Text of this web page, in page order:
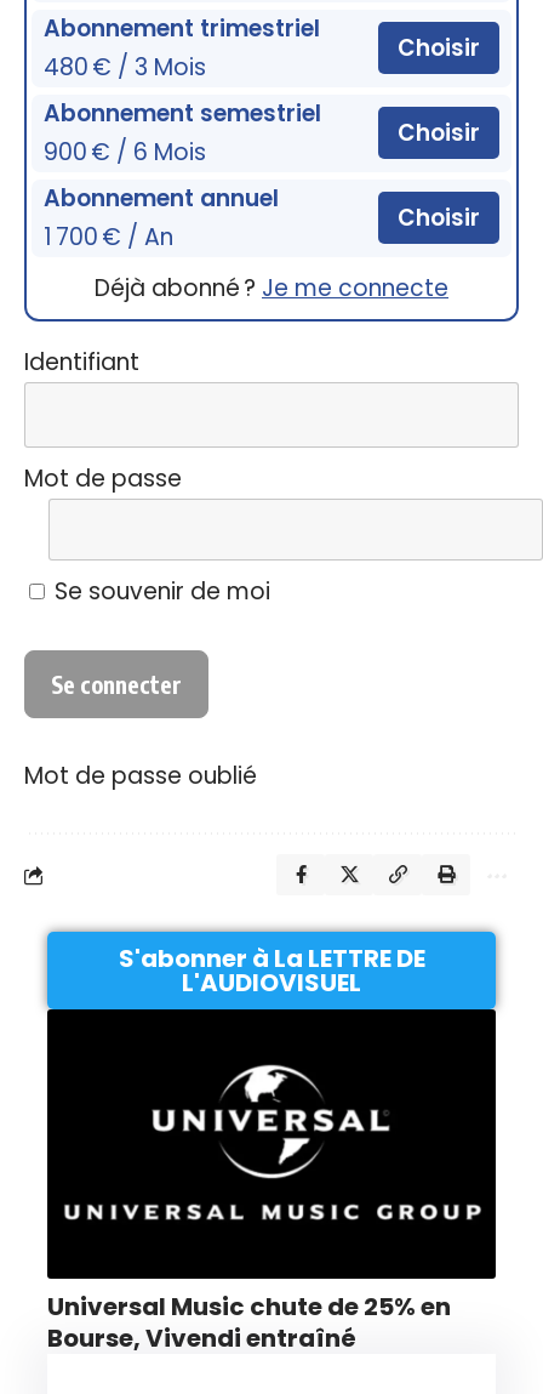
Abonnement trimestriel
480 € / 3 Mois
Choisir
Abonnement semestriel
900 € / 6 Mois
Choisir
Abonnement annuel
1 700 € / An
Choisir
Déjà abonné ? Je me connecte
Identifiant
Mot de passe
Se souvenir de moi
Mot de passe oublié
S'abonner à La LETTRE DE
L'AUDIOVISUEL
Universal Music chute de 25% en
Bourse, Vivendi entraîné